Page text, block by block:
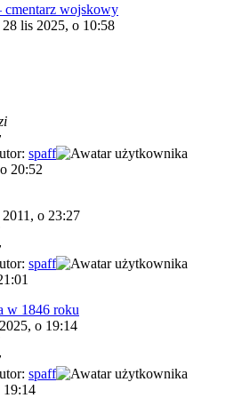
cmentarz wojskowy
28 lis 2025, o 10:58
spaff
20:52
o 23:27
spaff
w 1846 roku
o 19:14
spaff
19:14